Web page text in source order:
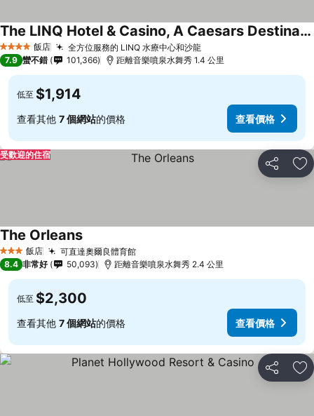
4 星級 飯店 全方位服務的 LINQ 水療中心和沙龍查看價格
The LINQ Hotel & Casino, A Caesars Destination
查看價格
7.9 蠻不錯 101,366 距離音樂噴泉水舞秀 1.4 公里
低至 $1,914
查看其他 7 個網站的價格 查看價格
分享 加
受歡迎的住宿
3 星級 飯店 可直達奧爾良體育館查看價格
The Orleans查看價格
8.4 非常好 50,093 距離音樂噴泉水舞秀 2.4 公里
低至 $2,300
查看其他 7 個網站的價格 查看價格
分享 加